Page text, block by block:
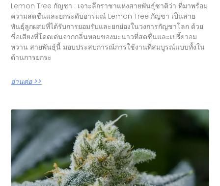
Lemon Tree กัญชา : เจาะลึกราชาแห่งสายพันธุ์ซาติว่า ที่มาพร้อม
ความสดชื่นและยกระดับอารมณ์ Lemon Tree กัญชา เป็นสาย
พันธุ์ลูกผสมที่ได้รับการยอมรับและยกย่องในวงการกัญชาโลก ด้วย
ชื่อเสียงที่โดดเด่นจากกลิ่นหอมของมะนาวที่สดชื่นและเปรี้ยวอม
หวาน สายพันธุ์นี้ มอบประสบการณ์การใช้งานที่สมบูรณ์แบบทั้งใน
ด้านการยกระ
อ่านต่อ >>